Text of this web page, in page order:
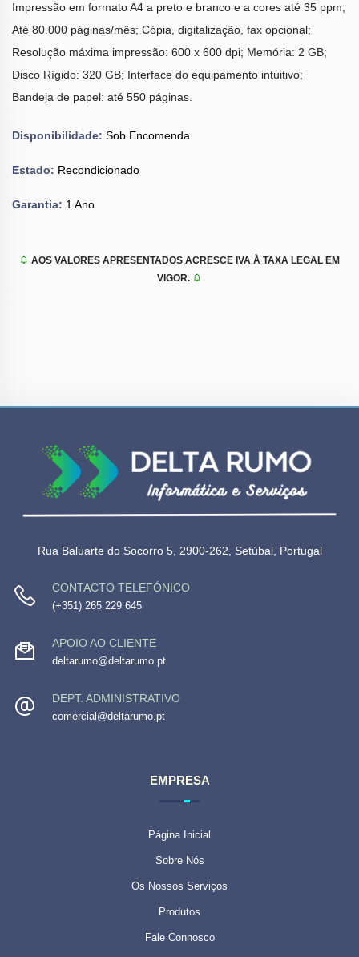
Impressão em formato A4 a preto e branco e a cores até 35 ppm;
Até 80.000 páginas/mês; Cópia, digitalização, fax opcional;
Resolução máxima impressão: 600 x 600 dpi; Memória: 2 GB;
Disco Rígido: 320 GB; Interface do equipamento intuitivo;
Bandeja de papel: até 550 páginas.
Disponibilidade: Sob Encomenda.
Estado: Recondicionado
Garantia: 1 Ano
AOS VALORES APRESENTADOS ACRESCE IVA À TAXA LEGAL EM
VIGOR.
Rua Baluarte do Socorro 5, 2900-262, Setúbal, Portugal
CONTACTO TELEFÓNICO
(+351) 265 229 645
APOIO AO CLIENTE
deltarumo@deltarumo.pt
DEPT. ADMINISTRATIVO
comercial@deltarumo.pt
EMPRESA
Página Inicial
Sobre Nós
Os Nossos Serviços
Produtos
Fale Connosco